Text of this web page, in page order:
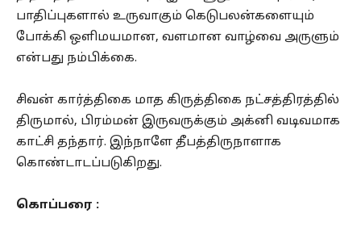
பாதிப்புகளால் உருவாகும் கெடுபலன்களையும்
போக்கி ஒளிமயமான, வளமான வாழ்வை அருளும்
என்பது நம்பிக்கை.
சிவன் கார்த்திகை மாத கிருத்திகை நட்சத்திரத்தில்
திருமால், பிரம்மன் இருவருக்கும் அக்னி வடிவமாக
காட்சி தந்தார். இந்நாளே தீபத்திருநாளாக
கொண்டாடப்படுகிறது.
கொப்பரை :